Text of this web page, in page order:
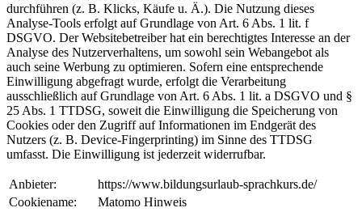
durchführen (z. B. Klicks, Käufe u. Ä.). Die Nutzung dieses
Analyse-Tools erfolgt auf Grundlage von Art. 6 Abs. 1 lit. f
DSGVO. Der Websitebetreiber hat ein berechtigtes Interesse an der
Analyse des Nutzerverhaltens, um sowohl sein Webangebot als
auch seine Werbung zu optimieren. Sofern eine entsprechende
Einwilligung abgefragt wurde, erfolgt die Verarbeitung
ausschließlich auf Grundlage von Art. 6 Abs. 1 lit. a DSGVO und §
25 Abs. 1 TTDSG, soweit die Einwilligung die Speicherung von
Cookies oder den Zugriff auf Informationen im Endgerät des
Nutzers (z. B. Device-Fingerprinting) im Sinne des TTDSG
umfasst. Die Einwilligung ist jederzeit widerrufbar.
Anbieter:
https://www.bildungsurlaub-sprachkurs.de/
Cookiename:
Matomo Hinweis